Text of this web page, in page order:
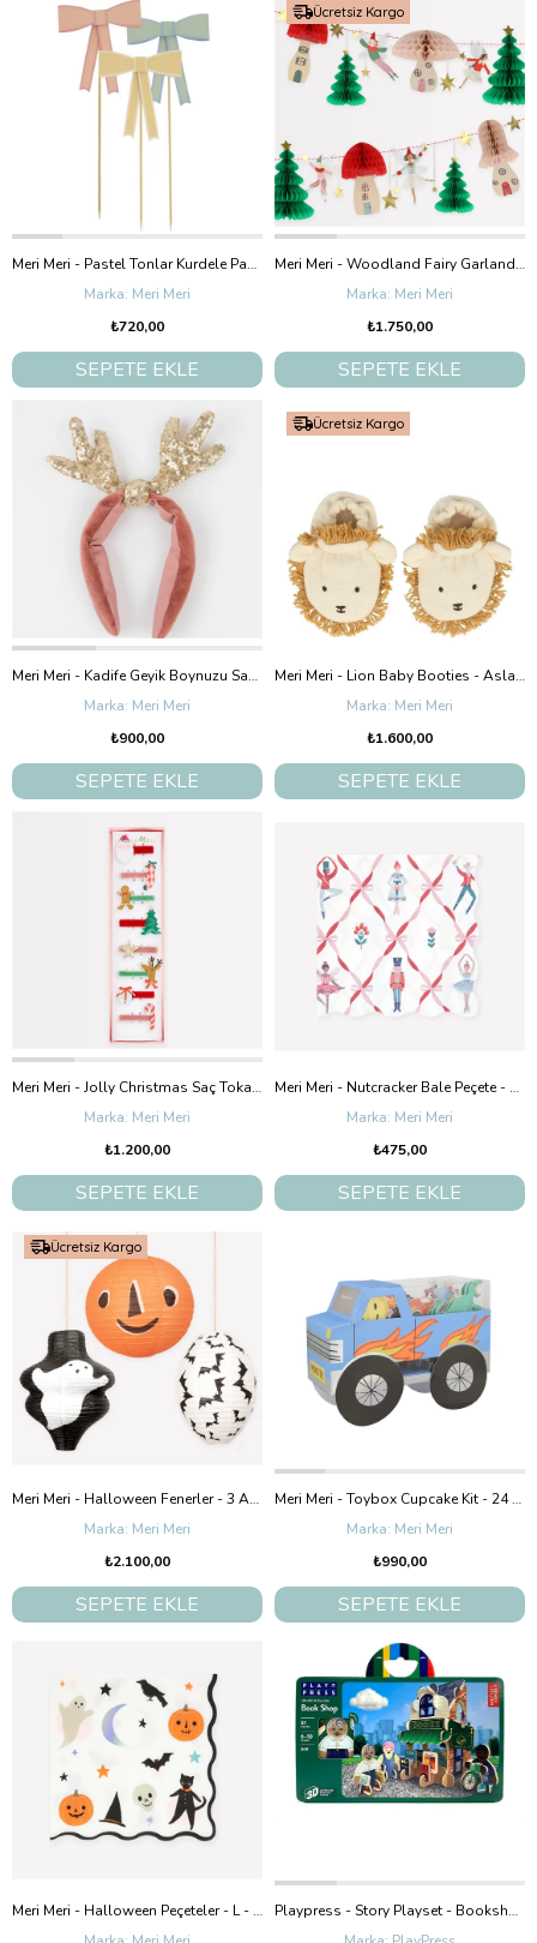
Meri Meri - Pastel Tonlar Kurdele Pasta Süsü
Meri Meri
₺720,00
SEPETE EKLE
Meri Meri - Woodland Fairy Garland - Orman Asılan Süs
Meri Meri
₺1.750,00
SEPETE EKLE
Ücretsiz Kargo
Meri Meri - Kadife Geyik Boynuzu Saç Bandı
Meri Meri
₺900,00
SEPETE EKLE
Meri Meri - Lion Baby Booties - Aslanlı Bebek Patiği
Meri Meri
₺1.600,00
SEPETE EKLE
Ücretsiz Kargo
Meri Meri - Jolly Christmas Saç Tokaları - 8 Adet
Meri Meri
₺1.200,00
SEPETE EKLE
Meri Meri - Nutcracker Bale Peçete - L - 16 Adet
Meri Meri
₺475,00
SEPETE EKLE
Meri Meri - Halloween Fenerler - 3 Adet
Meri Meri
₺2.100,00
SEPETE EKLE
Ücretsiz Kargo
Meri Meri - Toybox Cupcake Kit - 24 Adet
Meri Meri
₺990,00
SEPETE EKLE
Meri Meri - Halloween Peçeteler - L - 16 Adet
Playpress - Story Playset - Bookshop